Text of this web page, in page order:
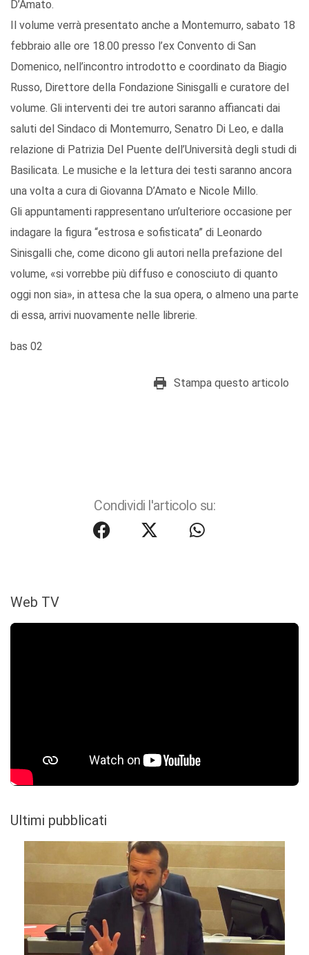
D’Amato.
Il volume verrà presentato anche a Montemurro, sabato 18
febbraio alle ore 18.00 presso l’ex Convento di San
Domenico, nell’incontro introdotto e coordinato da Biagio
Russo, Direttore della Fondazione Sinisgalli e curatore del
volume. Gli interventi dei tre autori saranno affiancati dai
saluti del Sindaco di Montemurro, Senatro Di Leo, e dalla
relazione di Patrizia Del Puente dell’Università degli studi di
Basilicata. Le musiche e la lettura dei testi saranno ancora
una volta a cura di Giovanna D’Amato e Nicole Millo.
Gli appuntamenti rappresentano un’ulteriore occasione per
indagare la figura “estrosa e sofisticata” di Leonardo
Sinisgalli che, come dicono gli autori nella prefazione del
volume, «si vorrebbe più diffuso e conosciuto di quanto
oggi non sia», in attesa che la sua opera, o almeno una parte
di essa, arrivi nuovamente nelle librerie.
bas 02
Stampa questo articolo
Condividi l'articolo su:
Web TV
Ultimi pubblicati